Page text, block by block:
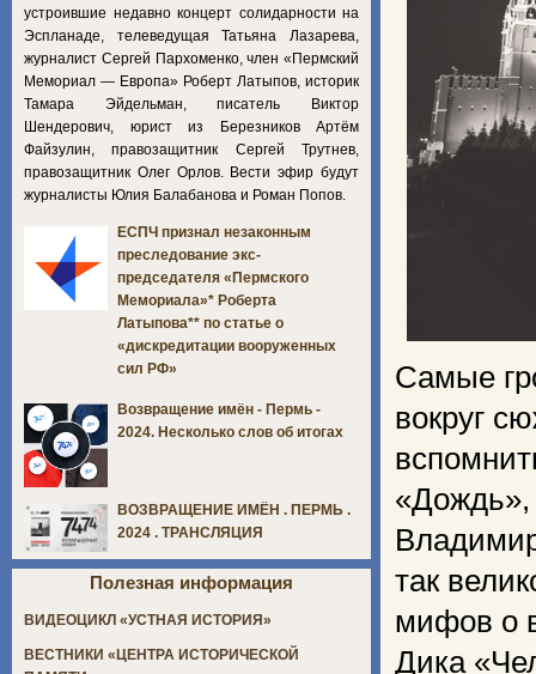
Самые
вокруг
так
мифов о
Дика
устроившие недавно концерт солидарности на
Эспланаде, телеведущая Татьяна Лазарева,
журналист Сергей Пархоменко, член «Пермский
Мемориал — Европа» Роберт Латыпов, историк
Тамара Эйдельман, писатель Виктор
Шендерович, юрист из Березников Артём
Файзулин, правозащитник Сергей Трутнев,
правозащитник Олег Орлов. Вести эфир будут
журналисты Юлия Балабанова и Роман Попов.
ЕСПЧ признал незаконным
преследование экс-
председателя «Пермского
Мемориала»* Роберта
Латыпова** по статье о
«дискредитации вооруженных
сил РФ»
Возвращение имён - Пермь -
2024. Несколько слов об итогах
ВОЗВРАЩЕНИЕ ИМЁН . ПЕРМЬ .
2024 . ТРАНСЛЯЦИЯ
Полезная информация
ВИДЕОЦИКЛ «УСТНАЯ ИСТОРИЯ»
ВЕСТНИКИ «ЦЕНТРА ИСТОРИЧЕСКОЙ